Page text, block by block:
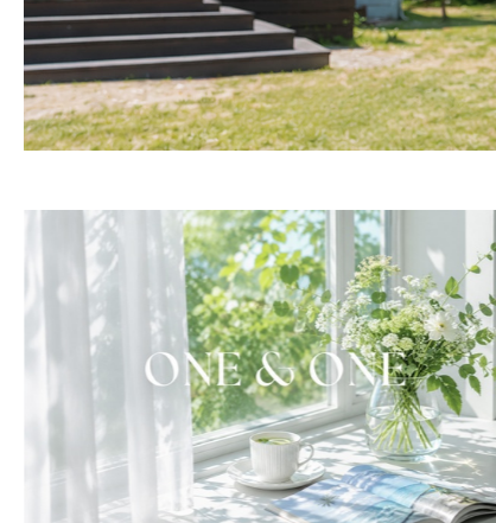
조끼
폴라/터틀넥
팬츠
원피스&스커트
OUTER
자켓/코트
가디건
#트위드
#바람막이
#트렌치